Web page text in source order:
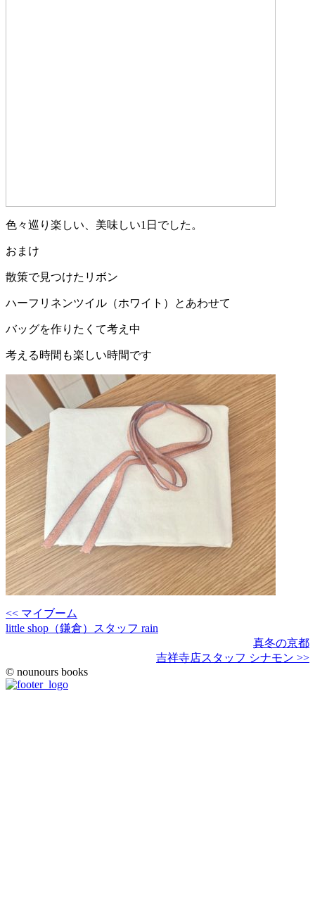
色々巡り楽しい、美味しい1日でした。
おまけ
散策で見つけたリボン
ハーフリネンツイル（ホワイト）とあわせて
バッグを作りたくて考え中
考える時間も楽しい時間です
<< マイブーム
little shop（鎌倉）スタッフ rain
真冬の京都
吉祥寺店スタッフ シナモン >>
© nounours books